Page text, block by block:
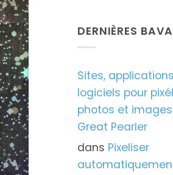
Stick’em
All
004
–
Stick’em
All
DERNIÈRES
Sites,
logiciels pour
photos et
Great Pearler
dans Pixeliser